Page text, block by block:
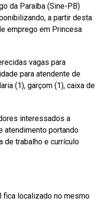
da Paraíba (Sine-PB)
a partir desta
emprego em Princesa
vagas para
para atendente de
(1), garçom (1), caixa de
interessados a
atendimento portando
de trabalho e currículo
fica localizado no mesmo